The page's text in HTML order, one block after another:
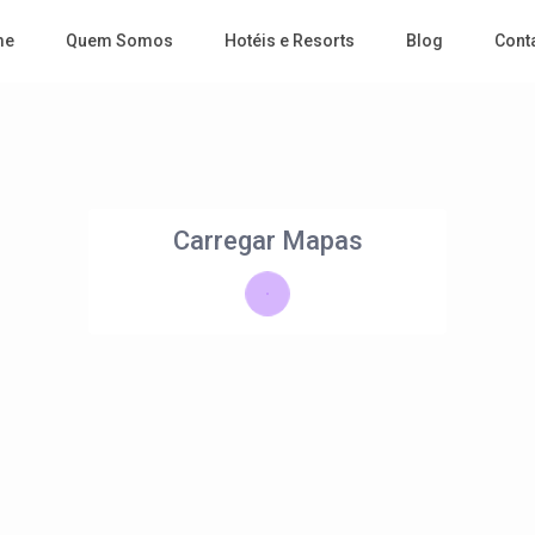
Quem Somos Hotéis e Resorts Blog
Carregar Mapas